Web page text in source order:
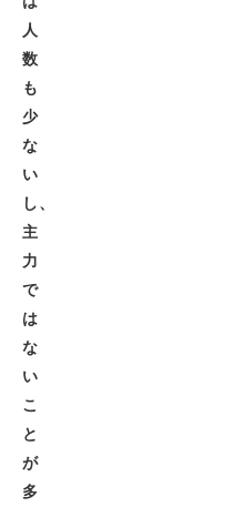
人
数
も
少
な
い
し、
主
力
で
は
な
い
こ
と
が
多